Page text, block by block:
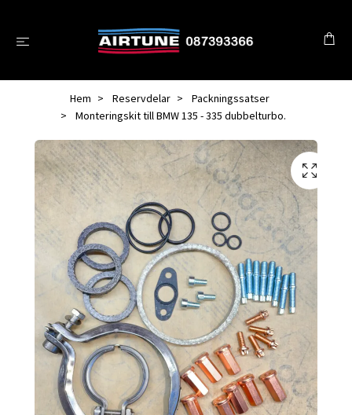
Hem Reservdelar
Packningssatser
Monteringskit till BMW 135 - 335 dubbelturbo.